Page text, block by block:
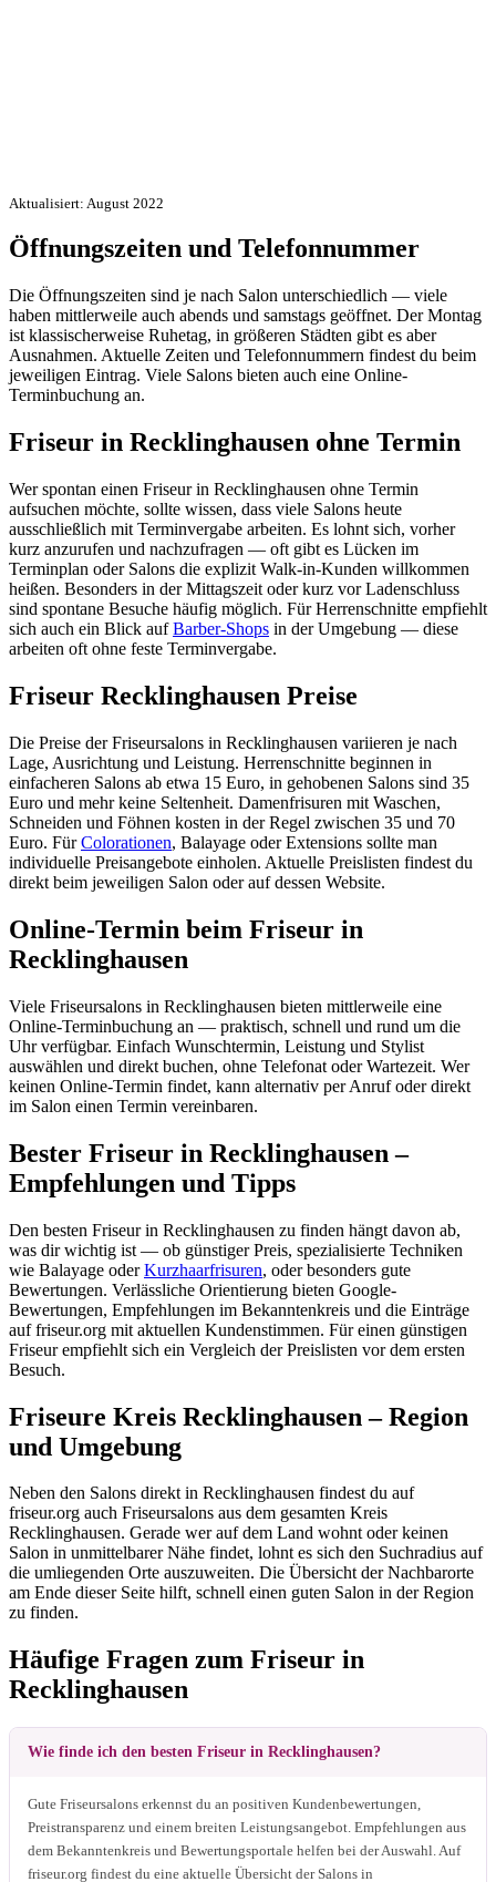
Aktualisiert: August 2022
Öffnungszeiten und Telefonnummer
Die Öffnungszeiten sind je nach Salon unterschiedlich — viele
haben mittlerweile auch abends und samstags geöffnet. Der Montag
ist klassischerweise Ruhetag, in größeren Städten gibt es aber
Ausnahmen. Aktuelle Zeiten und Telefonnummern findest du beim
jeweiligen Eintrag. Viele Salons bieten auch eine Online-
Terminbuchung an.
Friseur in Recklinghausen ohne Termin
Wer spontan einen Friseur in Recklinghausen ohne Termin
aufsuchen möchte, sollte wissen, dass viele Salons heute
ausschließlich mit Terminvergabe arbeiten. Es lohnt sich, vorher
kurz anzurufen und nachzufragen — oft gibt es Lücken im
Terminplan oder Salons die explizit Walk-in-Kunden willkommen
heißen. Besonders in der Mittagszeit oder kurz vor Ladenschluss
sind spontane Besuche häufig möglich. Für Herrenschnitte empfiehlt
sich auch ein Blick aufBarber-Shops in der Umgebung — diese
arbeiten oft ohne feste Terminvergabe.
Friseur Recklinghausen Preise
Die Preise der Friseursalons in Recklinghausen variieren je nach
Lage, Ausrichtung und Leistung. Herrenschnitte beginnen in
einfacheren Salons ab etwa 15 Euro, in gehobenen Salons sind 35
Euro und mehr keine Seltenheit. Damenfrisuren mit Waschen,
Schneiden und Föhnen kosten in der Regel zwischen 35 und 70
Euro. FürColorationen, Balayage oder Extensions sollte man
individuelle Preisangebote einholen. Aktuelle Preislisten findest du
direkt beim jeweiligen Salon oder auf dessen Website.
Online-Termin beim Friseur in
Recklinghausen
Viele Friseursalons in Recklinghausen bieten mittlerweile eine
Online-Terminbuchung an — praktisch, schnell und rund um die
Uhr verfügbar. Einfach Wunschtermin, Leistung und Stylist
auswählen und direkt buchen, ohne Telefonat oder Wartezeit. Wer
keinen Online-Termin findet, kann alternativ per Anruf oder direkt
im Salon einen Termin vereinbaren.
Bester Friseur in Recklinghausen –
Empfehlungen und Tipps
Den besten Friseur in Recklinghausen zu finden hängt davon ab,
was dir wichtig ist — ob günstiger Preis, spezialisierte Techniken
wie Balayage oderKurzhaarfrisuren, oder besonders gute
Bewertungen. Verlässliche Orientierung bieten Google-
Bewertungen, Empfehlungen im Bekanntenkreis und die Einträge
auf friseur.org mit aktuellen Kundenstimmen. Für einen günstigen
Friseur empfiehlt sich ein Vergleich der Preislisten vor dem ersten
Besuch.
Friseure Kreis Recklinghausen – Region
und Umgebung
Neben den Salons direkt in Recklinghausen findest du auf
friseur.org auch Friseursalons aus dem gesamten Kreis
Recklinghausen. Gerade wer auf dem Land wohnt oder keinen
Salon in unmittelbarer Nähe findet, lohnt es sich den Suchradius auf
die umliegenden Orte auszuweiten. Die Übersicht der Nachbarorte
am Ende dieser Seite hilft, schnell einen guten Salon in der Region
zu finden.
Häufige Fragen zum Friseur in
Recklinghausen
Wie finde ich den besten Friseur in Recklinghausen?
Gute Friseursalons erkennst du an positiven Kundenbewertungen,
Preistransparenz und einem breiten Leistungsangebot. Empfehlungen aus
dem Bekanntenkreis und Bewertungsportale helfen bei der Auswahl. Auf
friseur.org findest du eine aktuelle Übersicht der Salons in